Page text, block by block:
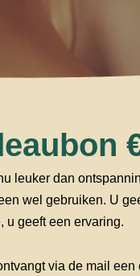
leuker dan
wel gebruiken. U
u geeft een ervaring.
via de mail